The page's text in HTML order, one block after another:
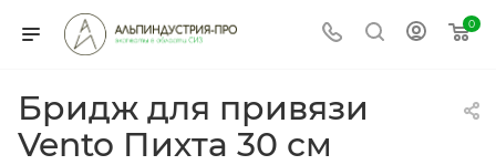
0
Бридж для привязи
Vento Пихта 30 см